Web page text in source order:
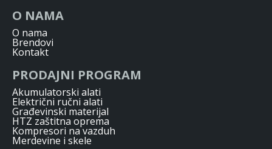
O NAMA
O nama
Brendovi
Kontakt
PRODAJNI PROGRAM
Akumulatorski alati
Električni ručni alati
Građevinski materijal
HTZ zaštitna oprema
Kompresori na vazduh
Merdevine i skele